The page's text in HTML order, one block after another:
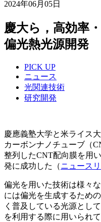
2024年06月05日
慶大ら，高効率
偏光熱光源開発
PICK UP
ニュース
光関連技術
研究開発
慶應義塾大学と米ライス
カーボンナノチューブ（
整列したCNT配向膜を用
発に成功した（ニュース
偏光を用いた技術は様々
には偏光を生成するため
く普及している光源とし
を利用する際に用いられて